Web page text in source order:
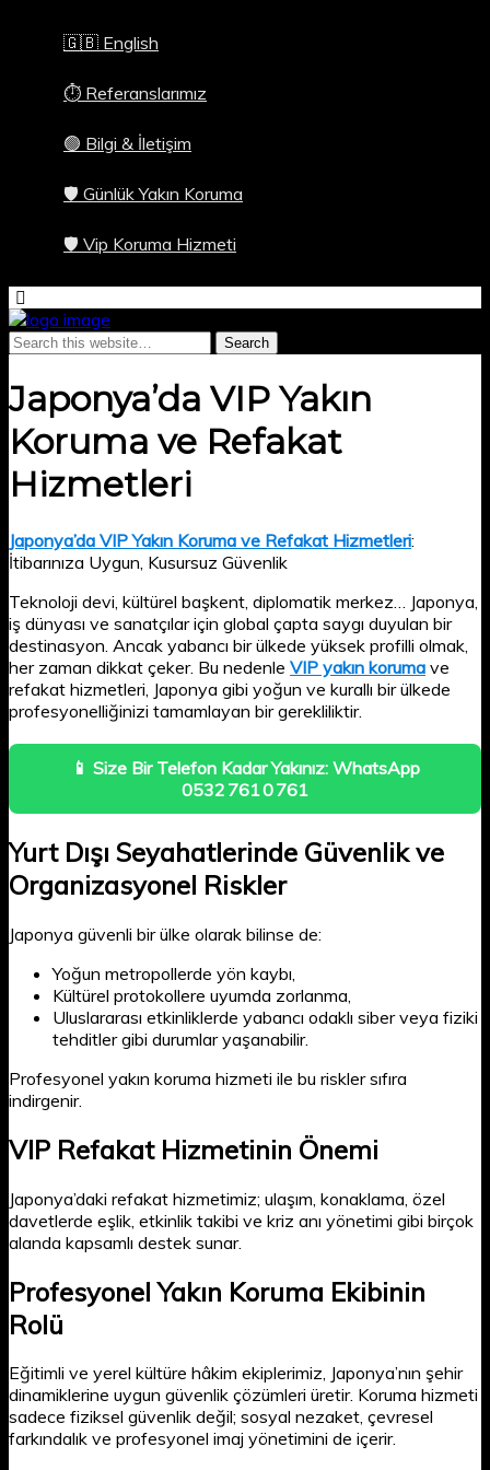
🇬🇧 English
⏱️ Referanslarımız
🟢 Bilgi & İletişim
🛡️ Günlük Yakın Koruma
🛡️ Vip Koruma Hizmeti
Japonya’da VIP Yakın
Koruma ve Refakat
Hizmetleri
Japonya’da VIP Yakın Koruma ve Refakat Hizmetleri:
İtibarınıza Uygun, Kusursuz Güvenlik
Teknoloji devi, kültürel başkent, diplomatik merkez… Japonya,
iş dünyası ve sanatçılar için global çapta saygı duyulan bir
destinasyon. Ancak yabancı bir ülkede yüksek profilli olmak,
her zaman dikkat çeker. Bu nedenle VIP yakın koruma ve
refakat hizmetleri, Japonya gibi yoğun ve kurallı bir ülkede
profesyonelliğinizi tamamlayan bir gerekliliktir.
📱 Size Bir Telefon Kadar Yakınız: WhatsApp
0532 761 0 761
Yurt Dışı Seyahatlerinde Güvenlik ve
Organizasyonel Riskler
Japonya güvenli bir ülke olarak bilinse de:
Yoğun metropollerde yön kaybı,
Kültürel protokollere uyumda zorlanma,
Uluslararası etkinliklerde yabancı odaklı siber veya fiziki
tehditler gibi durumlar yaşanabilir.
Profesyonel yakın koruma hizmeti ile bu riskler sıfıra
indirgenir.
VIP Refakat Hizmetinin Önemi
Japonya’daki refakat hizmetimiz; ulaşım, konaklama, özel
davetlerde eşlik, etkinlik takibi ve kriz anı yönetimi gibi birçok
alanda kapsamlı destek sunar.
Profesyonel Yakın Koruma Ekibinin
Rolü
Eğitimli ve yerel kültüre hâkim ekiplerimiz, Japonya’nın şehir
dinamiklerine uygun güvenlik çözümleri üretir. Koruma hizmeti
sadece fiziksel güvenlik değil; sosyal nezaket, çevresel
farkındalık ve profesyonel imaj yönetimini de içerir.